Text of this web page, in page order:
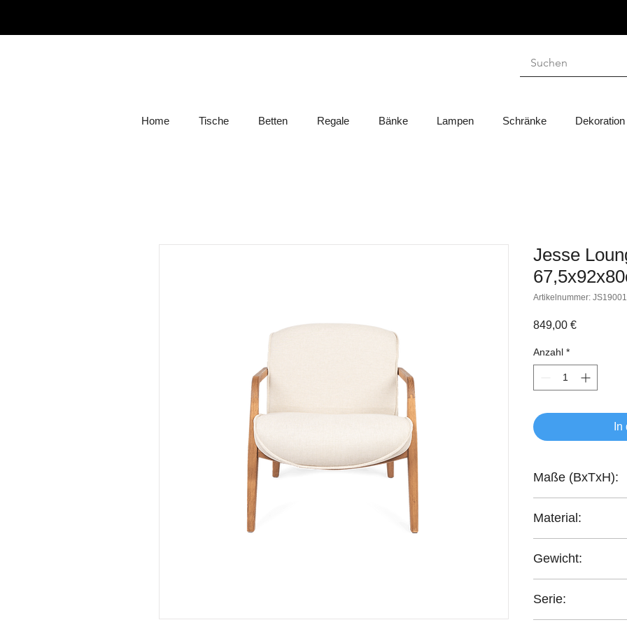
Home Tische Betten Regale Bänke Lampen Schränke Dekoration
Jesse
Artikelnummer:
849,00 €Preis
Anzahl *
Maße (BxTxH):
Material:
Gewicht:
Serie: